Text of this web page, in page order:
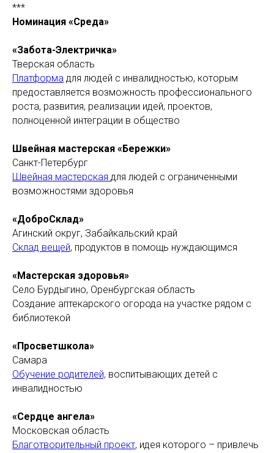
***
Номинация «Среда»
«Забота-Электричка»
Тверская область
Платформа для людей с инвалидностью, которым
предоставляется возможность профессионального
роста, развития, реализации идей, проектов,
полноценной интеграции в общество
Швейная мастерская «Бережки»
Санкт-Петербург
Швейная мастерская для людей с ограниченными
возможностями здоровья
«ДоброСклад»
Агинский округ, Забайкальский край
Склад вещей, продуктов в помощь нуждающимся
«Мастерская здоровья»
Село Бурдыгино, Оренбургская область
Создание аптекарского огорода на участке рядом с
библиотекой
«Просветшкола»
Самара
Обучение родителей, воспитывающих детей с
инвалидностью
«Сердце ангела»
Московская область
Благотворительный проект, идея которого – привлечь